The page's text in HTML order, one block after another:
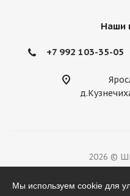
Наши
+7 992 103-35-05
2026 ©
Мы используем cookie для